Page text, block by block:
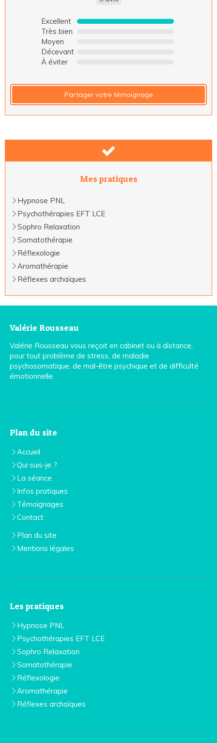
Excellent
Très bien
Moyen
Décevant
À éviter
Partager votre témoignage
Mes pratiques
Hypnose PNL
Psychothérapies EFT LCE
Sophro Relaxation
Somatothérapie
Réflexologie
Aromathérapie
Réflexes archaïques
Valérie Rousseau
Valérie Rousseau vous reçoit en cabinet ou à distance,
pour tout problème de stress, de maladie
psychosomatique, de mal-être psychique et de difficulté
émotionnelle.
Plan du site
Accueil
Qui suis-je ?
La séance
Infos pratiques
Témoignages
Contact
Plan du site
Mentions légales
Les pratiques
Hypnose PNL
Psychothérapies EFT LCE
Sophro Relaxation
Somatothérapie
Réflexologie
Aromathérapie
Réflexes archaïques